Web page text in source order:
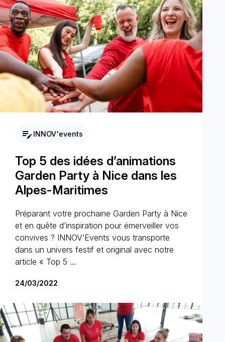
edit_note INNOV'events
Top 5 des idées d’animations
Garden Party à Nice dans les
Alpes-Maritimes
Préparant votre prochaine Garden Party à Nice
et en quête d’inspiration pour émerveiller vos
convives ? INNOV’Events vous transporte
dans un univers festif et original avec notre
article « Top 5 …
24/03/2022